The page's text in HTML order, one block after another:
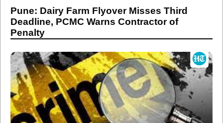
Pune: Dairy Farm Flyover Misses Third
Deadline, PCMC Warns Contractor of
Penalty